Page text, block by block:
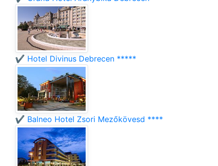
✔️ Hotel Divinus Debrecen *****
✔️ Balneo Hotel Zsori Mezőkövesd ****